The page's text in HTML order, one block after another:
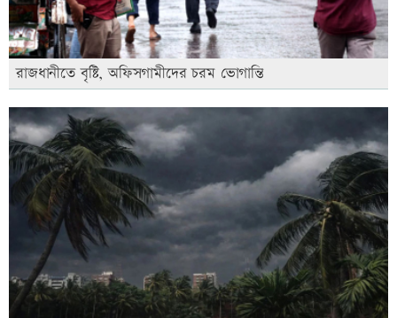
রাজধানীতে বৃষ্টি, অফিসগামীদের চরম ভোগান্তি